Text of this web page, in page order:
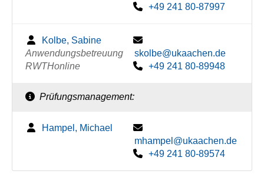
+49 241 80-87997
Kolbe, Sabine
Anwendungsbetreuung
RWTHonline
skolbe@ukaachen.de
+49 241 80-89948
Prüfungsmanagement:
Hampel, Michael
mhampel@ukaachen.de
+49 241 80-89574